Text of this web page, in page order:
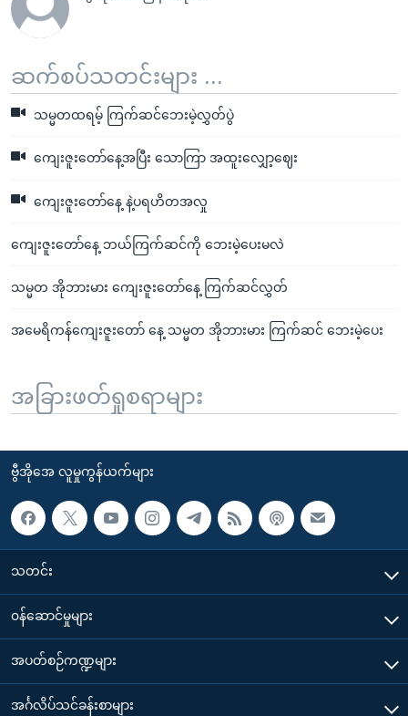
ဆက်စပ်သတင်းများ ...
သမ္မတထရမ့် ကြက်ဆင်ဘေးမဲ့လွှတ်ပွဲ
ကျေးဇူးတော်နေ့အပြီး သောကြာ အထူးလျှော့ဈေး
ကျေးဇူးတော်နေ့ နဲ့ပရဟိတအလှု
ကျေးဇူးတော်နေ့ ဘယ်ကြက်ဆင်ကို ဘေးမဲ့ပေးမလဲ
သမ္မတ အိုဘားမား ကျေးဇူးတော်နေ့ ကြက်ဆင်လွှတ်
အမေရိကန်ကျေးဇူးတော် နေ့ သမ္မတ အိုဘားမား ကြက်ဆင် ဘေးမဲ့ပေး
အခြားဖတ်ရှုစရာများ
ဗွီအိုအေ လူမှုကွန်ယက်များ
သတင်း
၀န်ဆောင်မှုများ
အပတ်စဉ်ကဏ္ဍများ
အင်္ဂလိပ်သင်ခန်းစာများ